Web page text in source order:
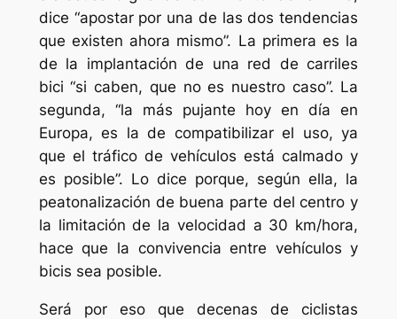
dice “apostar por una de las dos tendencias
que existen ahora mismo”. La primera es la
de la implantación de una red de carriles
bici “si caben, que no es nuestro caso”. La
segunda, “la más pujante hoy en día en
Europa, es la de compatibilizar el uso, ya
que el tráfico de vehículos está calmado y
es posible”. Lo dice porque, según ella, la
peatonalización de buena parte del centro y
la limitación de la velocidad a 30 km/hora,
hace que la convivencia entre vehículos y
bicis sea posible.
Será por eso que decenas de ciclistas